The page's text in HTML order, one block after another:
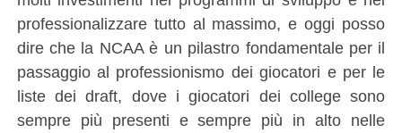
professionalizzare tutto al massimo, e oggi posso
dire che la NCAA è un pilastro fondamentale per il
passaggio al professionismo dei giocatori e per le
liste dei draft, dove i giocatori dei college sono
sempre più presenti e sempre più in alto nelle